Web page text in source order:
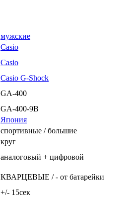
мужские
Casio
Casio
Casio G-Shock
GA-400
GA-400-9B
Япония
спортивные / большие
круг
аналоговый + цифровой
КВАРЦЕВЫЕ / - от батарейки
+/- 15сек